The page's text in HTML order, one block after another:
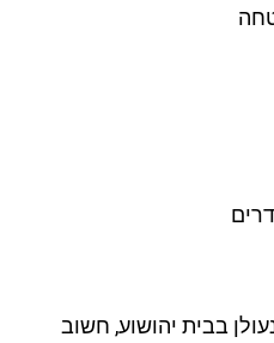
יהושוע, חשוב